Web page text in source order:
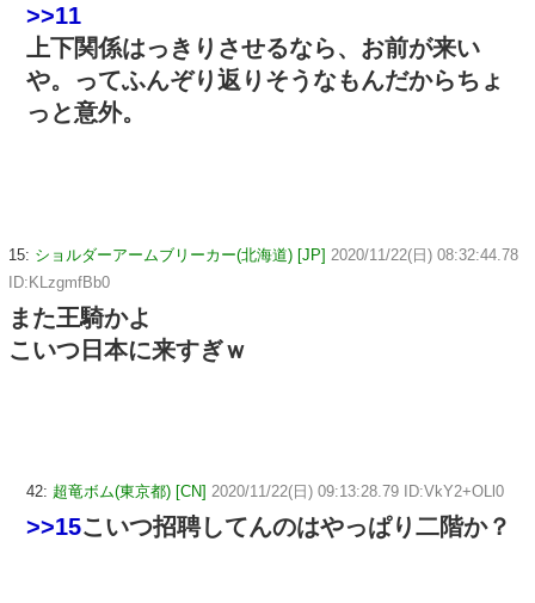
>>11
上下関係はっきりさせるなら、お前が来い
や。ってふんぞり返りそうなもんだからちょ
っと意外。
15: ショルダーアームブリーカー(北海道) [JP] 2020/11/22(日) 08:32:44.78
ID:KLzgmfBb0
また王騎かよ
こいつ日本に来すぎｗ
42: 超竜ボム(東京都) [CN] 2020/11/22(日) 09:13:28.79 ID:VkY2+OLl0
>>15こいつ招聘してんのはやっぱり二階か？